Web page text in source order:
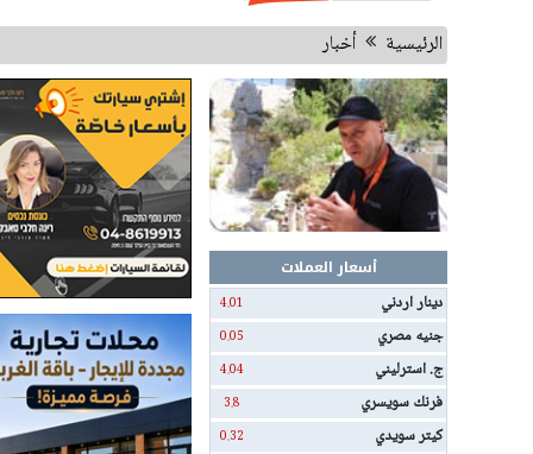
الرئيسية أخبار
أسعار العملات
دينار اردني
4.01
جنيه مصري 0.05
ج. استرليني 4.04
فرنك سويسري 3.8
كيتر سويدي 0.32